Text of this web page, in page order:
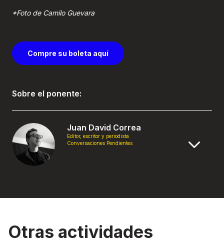
*Foto de Camilo Guevara
Compre su boleta aquí
Sobre el ponente:
Juan David Correa
Editor, escritor y periodista
Conversaciones Pendientes
Otras actividades